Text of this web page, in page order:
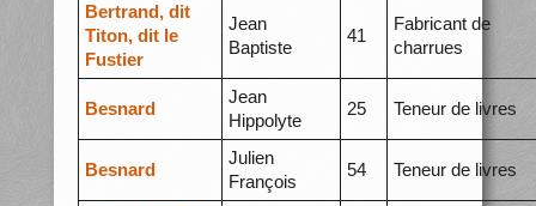
Bertrand, dit
Titon, dit le
Fustier
Jean
Baptiste
41
Fabricant de
charrues
Besnard
Jean
Hippolyte
25 Teneur de livres
Besnard
Julien
François
54 Teneur de livres